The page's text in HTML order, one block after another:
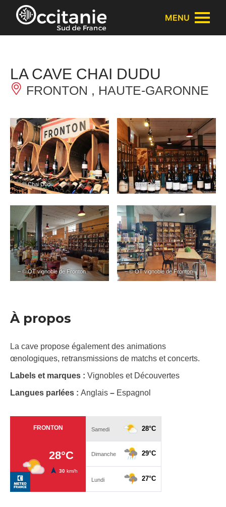
Panneau de gestion des cookies
MENU
LA CAVE CHAI DUDU
FRONTON , HAUTE-GARONNE
– © Chai Dudu – © Chai Dudu
– © OT vignoble de Fronton – © OT vignoble de Fronton
À propos
La cave propose également des animations
œnologiques, retransmissions de matchs et concerts.
Labels et marques : Vignobles et Découvertes
Langues parlées : Anglais – Espagnol